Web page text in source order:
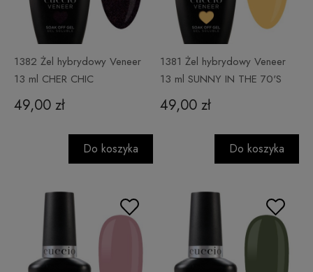
1382 Żel hybrydowy Veneer
13 ml CHER CHIC
49,00 zł
Do koszyka
1381 Żel hybrydowy Veneer
13 ml SUNNY IN THE 70'S
49,00 zł
Do koszyka